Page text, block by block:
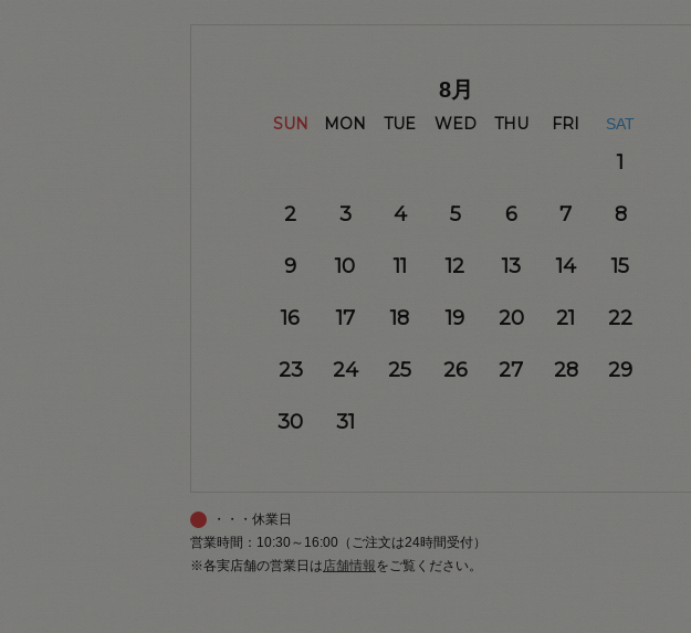
8月
SUN MON TUE WED THU FRI SAT
1
2 3 4 5 6 7 8
9 10 11 12 13 14 15
16 17 18 19 20 21 22
23 24 25 26 27 28 29
30 31
・・・休業日
営業時間：10:30～16:00（ご注文は24時間受付）
※各実店舗の営業日は店舗情報をご覧ください。